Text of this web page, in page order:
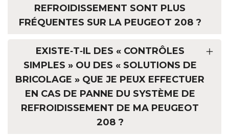
REFROIDISSEMENT SONT PLUS
FRÉQUENTES SUR LA PEUGEOT 208 ?
EXISTE‑T‑IL DES « CONTRÔLES
SIMPLES » OU DES « SOLUTIONS DE
BRICOLAGE » QUE JE PEUX EFFECTUER
EN CAS DE PANNE DU SYSTÈME DE
REFROIDISSEMENT DE MA PEUGEOT
208 ?